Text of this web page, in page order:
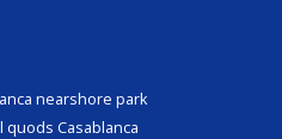
nearshore park
quods Casablanca